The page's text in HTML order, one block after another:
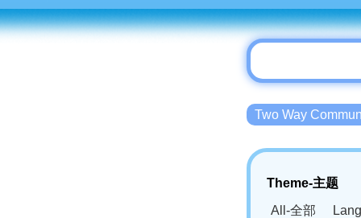
Two Way
Theme-主题
All-全部